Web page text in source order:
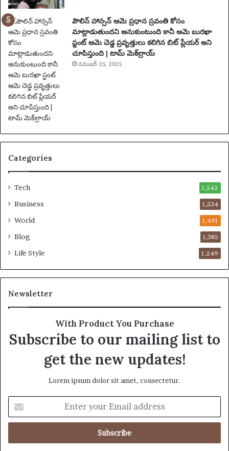
ఘ
ట
న
లు
|
ఫు
ట్‌
బా
ల్
వా
ర్త
పౌలిన్ హాన్సన్ ఆమె ప్రధాన స్రవంతి కోసం
మాట్లాడుతుందని అనుకుంటుంది కానీ ఆమె బురఖా
స్టంట్ ఆమె చెడ్డ ప్రవృత్తులు కలిగిన బిట్ ప్లేయర్ అని
చూపిస్తుంది | టామ్ మెక్‌ల్రాయ్
నవంబర్ 25, 2025
Categories
Tech 1,542
Business 1,534
World 1,491
Blog 1,385
Life Style 1,249
Newsletter
With Product You Purchase
Subscribe to our mailing list to
get the new updates!
Lorem ipsum dolor sit amet, consectetur.
t
r